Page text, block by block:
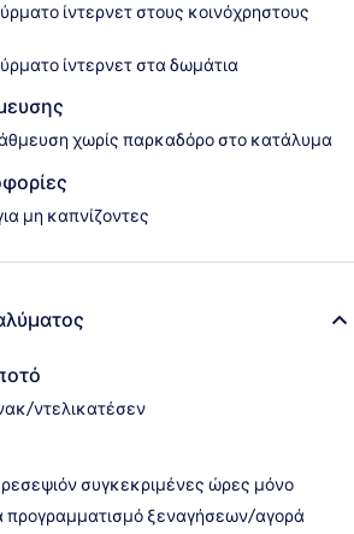
ίντερνετ στους κοινόχρηστους
ίντερνετ στα δωμάτια
χωρίς παρκαδόρο στο κατάλυμα
μη καπνίζοντες
ντελικατέσεν
ρεσεψιόν συγκεκριμένες ώρες μόνο
προγραμματισμό ξεναγήσεων/αγορά